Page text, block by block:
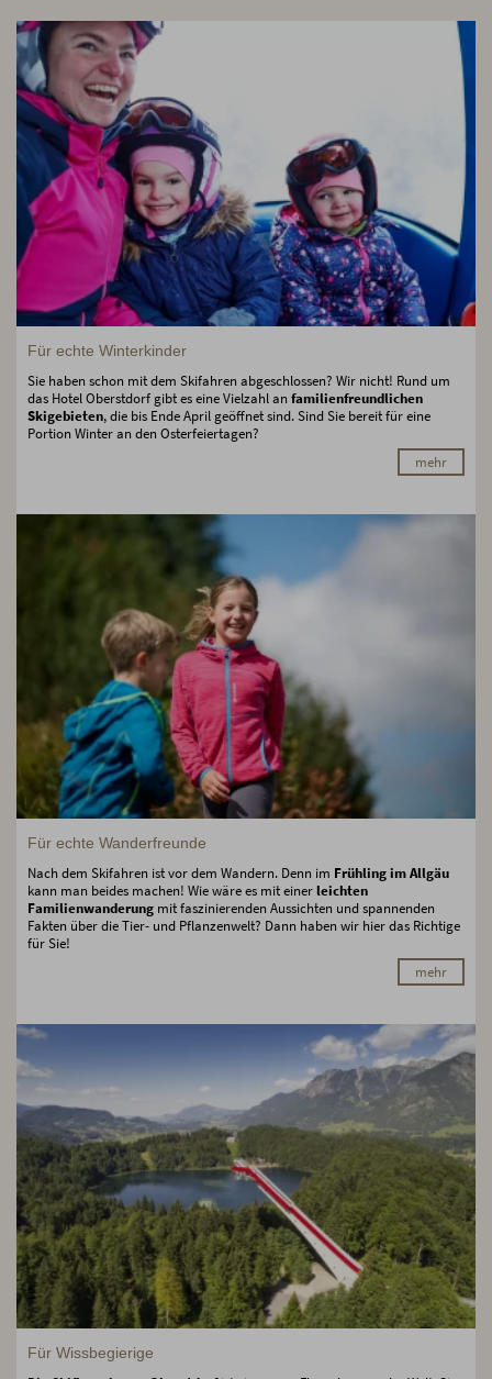
Für echte Winterkinder
Sie haben schon mit dem Skifahren abgeschlossen? Wir nicht! Rund um
das Hotel Oberstdorf gibt es eine Vielzahl an familienfreundlichen
Skigebieten, die bis Ende April geöffnet sind. Sind Sie bereit für eine
Portion Winter an den Osterfeiertagen?
mehr
Für echte Wanderfreunde
Nach dem Skifahren ist vor dem Wandern. Denn im Frühling im Allgäu
kann man beides machen! Wie wäre es mit einerleichten
Familienwanderung mit faszinierenden Aussichten und spannenden
Fakten über die Tier- und Pflanzenwelt? Dann haben wir hier das Richtige
für Sie!
mehr
Für Wissbegierige